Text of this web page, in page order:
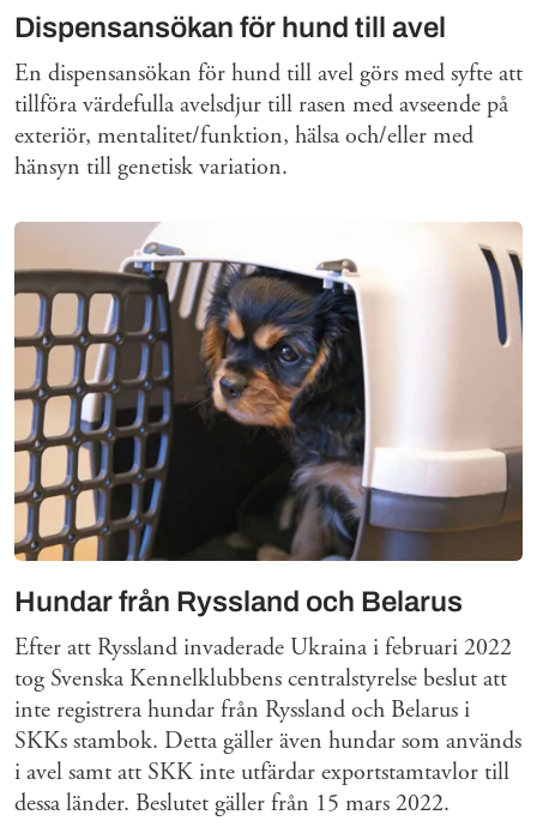
Dispensansökan för hund till avel
En dispensansökan för hund till avel görs med syfte att
tillföra värdefulla avelsdjur till rasen med avseende på
exteriör, mentalitet/funktion, hälsa och/eller med
hänsyn till genetisk variation.
Hundar från Ryssland och Belarus
Efter att Ryssland invaderade Ukraina i februari 2022
tog Svenska Kennelklubbens centralstyrelse beslut att
inte registrera hundar från Ryssland och Belarus i
SKKs stambok. Detta gäller även hundar som används
i avel samt att SKK inte utfärdar exportstamtavlor till
dessa länder. Beslutet gäller från 15 mars 2022.